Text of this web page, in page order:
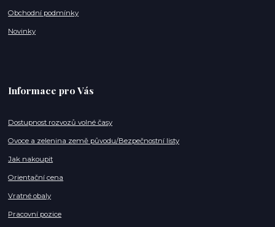
Obchodní podmínky
Novinky
Informace pro Vás
Dostupnost rozvozů volné časy
Ovoce a zelenina země původu/Bezpečnostní listy
Jak nakoupit
Orientační cena
Vratné obaly
Pracovní pozice